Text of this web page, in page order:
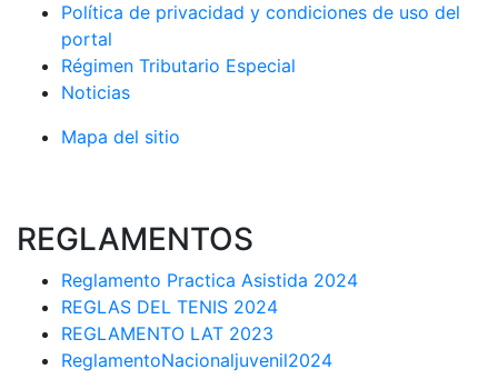
Política de privacidad y condiciones de uso del
portal
Régimen Tributario Especial
Noticias
Mapa del sitio
REGLAMENTOS
Reglamento Practica Asistida 2024
REGLAS DEL TENIS 2024
REGLAMENTO LAT 2023
ReglamentoNacionaljuvenil2024